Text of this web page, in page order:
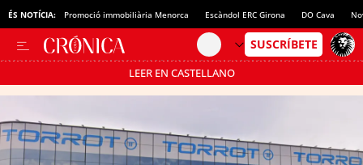
ÉS NOTÍCIA: Promoció immobiliària Menorca Escàndol ERC Girona DO Cava
LEER EN CASTELLANO
Passa’t al mode estalvi